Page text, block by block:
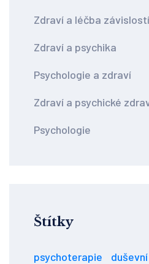
Zdraví a léčba závislostí
Zdraví a psychika
Psychologie a zdraví
Zdraví a psychické
Psychologie
Štítky
psychoterapie